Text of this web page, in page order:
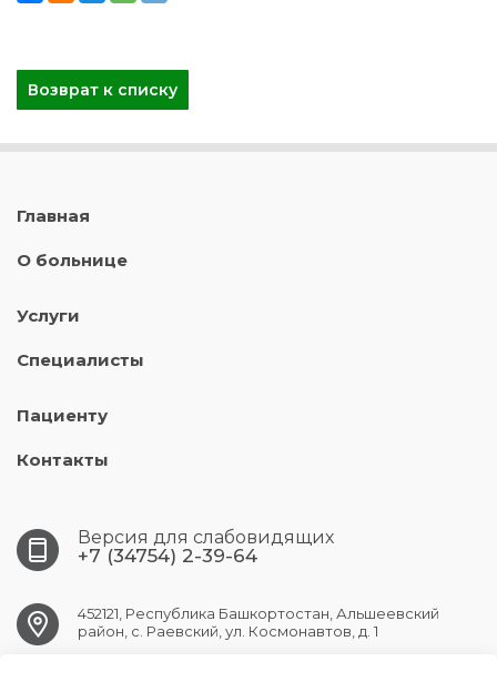
Возврат к списку
Главная
О больнице
Услуги
Специалисты
Пациенту
Контакты
Версия для слабовидящих
+7 (34754) 2-39-64
452121, Республика Башкортостан, Альшеевский
район, с. Раевский, ул. Космонавтов, д. 1